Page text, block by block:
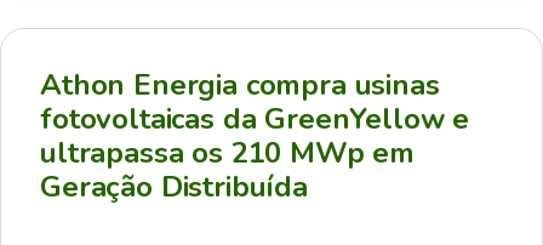
Athon Energia compra usinas
fotovoltaicas da GreenYellow e
ultrapassa os 210 MWp em
Geração Distribuída